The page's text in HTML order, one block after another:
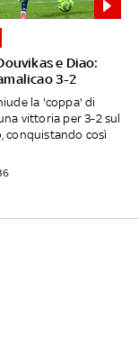
e Diao:
3-2
la 'coppa' di
vittoria per 3-2 sul
conquistando così